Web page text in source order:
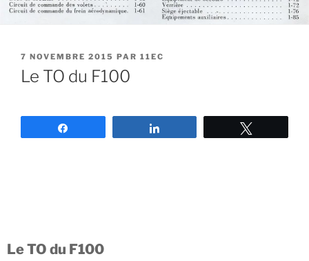
7 NOVEMBRE 2015 PAR 11EC
Le TO du F100
Le TO du F100